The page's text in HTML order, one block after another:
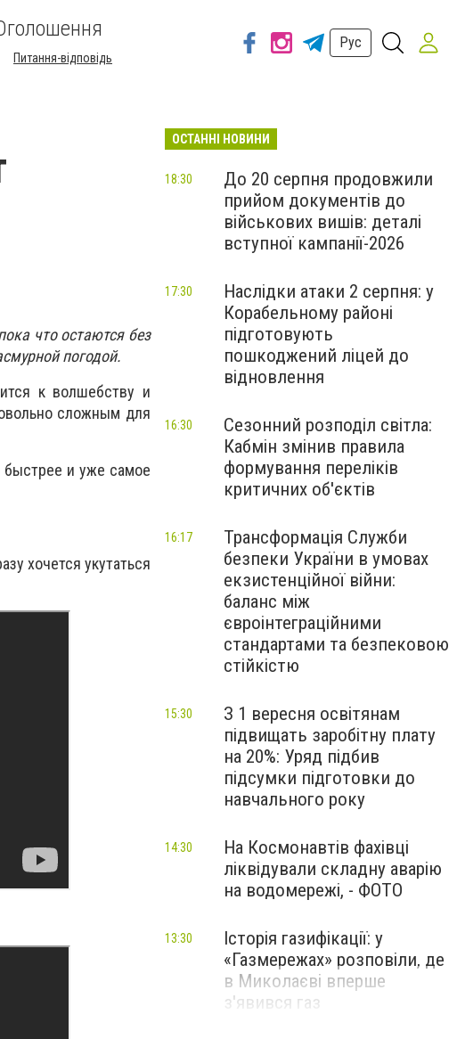
Питання-відповідь
Рус
что остаются без
погодой.
к волшебству и
сложным для
быстрее и уже самое
хочется укутаться
ОСТАННІ НОВИНИ
До 20 серпня продовжили
прийом документів до
військових вишів: деталі
вступної кампанії-2026
18:30
Наслідки атаки 2 серпня: у
Корабельному районі
підготовують
пошкоджений ліцей до
відновлення
17:30
Сезонний розподіл світла:
Кабмін змінив правила
формування переліків
критичних об'єктів
16:30
Трансформація Служби
безпеки України в умовах
екзистенційної війни:
баланс між
євроінтеграційними
стандартами та безпековою
стійкістю
16:17
З 1 вересня освітянам
підвищать заробітну плату
на 20%: Уряд підбив
підсумки підготовки до
навчального року
15:30
На Космонавтів фахівці
ліквідували складну аварію
на водомережі, - ФОТО
14:30
Історія газифікації: у
«Газмережах» розповіли, де
в Миколаєві вперше
з'явився газ
13:30